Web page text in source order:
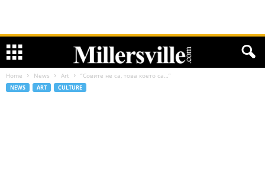
Home News Art “Совите не са, това което са…”
NEWS ART CULTURE